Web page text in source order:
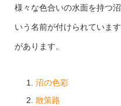
様々な色合いの水面を持つ
いう名前が付けられていま
があります。
沼の色彩
散策路